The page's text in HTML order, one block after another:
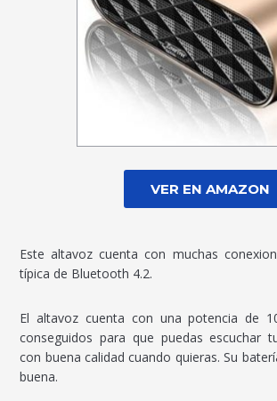
VER EN AMAZON
Este altavoz cuenta con muchas
típica de Bluetooth 4.2.
El altavoz cuenta con una potencia de
conseguidos para que puedas escuchar
con buena calidad cuando quieras. Su
buena.